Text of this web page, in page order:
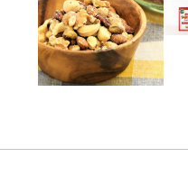
鍋
そうめんつゆ
すき焼のたれ
焼肉のたれ 初代